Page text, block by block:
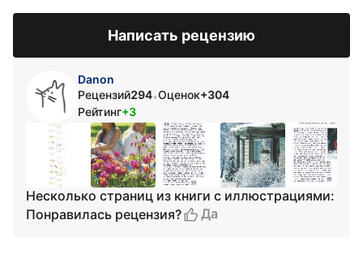
Написать рецензию
Danon
Рецензий294•Оценок+304
Рейтинг+3
Несколько страниц из книги с иллюстрациями:
Понравилась рецензия?
Да